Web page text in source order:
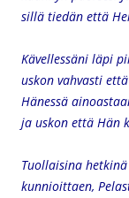
sillä tiedän että
Kävellessäni läpi
uskon vahvasti
Hänessä
ja uskon että Hän
Tuollaisina
kunnioittaen,